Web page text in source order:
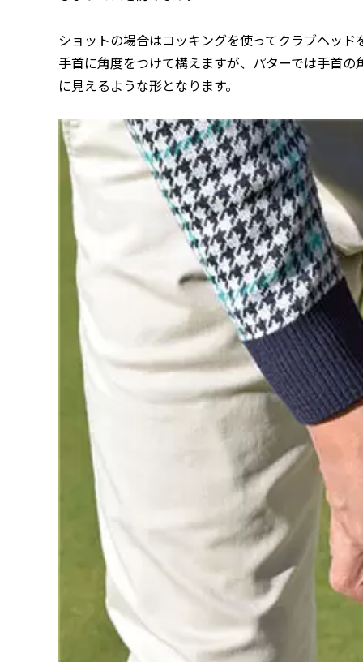
ショットの場合はコッキングを使ってクラブヘッ
手首に角度をつけて構えますが、パターでは手首
に見えるような形となります。